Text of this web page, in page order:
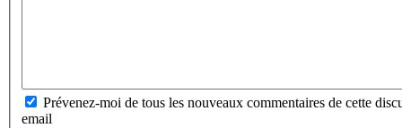
Prévenez-moi de tous les nouveaux commentaires de cette
email